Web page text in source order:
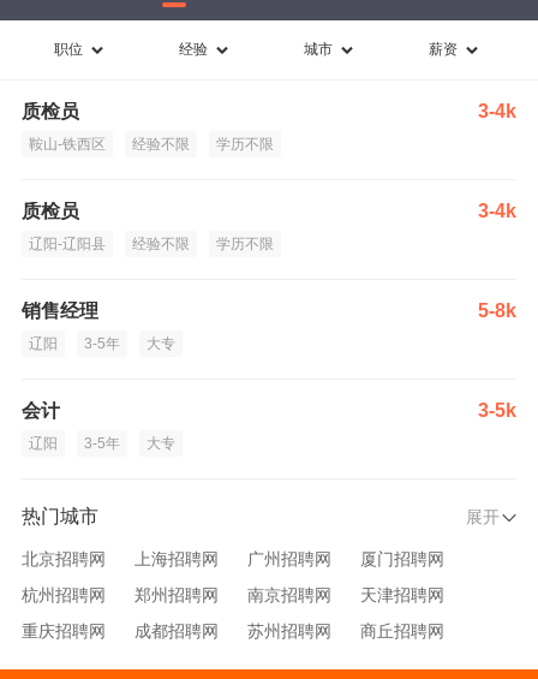
职位 经验 城市 薪资
质检员 3-4k
鞍山-铁西区 经验不限 学历不限
质检员 3-4k
辽阳-辽阳县 经验不限 学历不限
销售经理 5-8k
辽阳 3-5年 大专
会计 3-5k
辽阳 3-5年 大专
热门城市 展开
北京招聘网 上海招聘网 广州招聘网
厦门招聘网
杭州招聘网
郑州招聘网 南京招聘网
天津招聘网
重庆招聘网
成都招聘网 苏州招聘网
商丘招聘网
大连招聘网
济南招聘网 宁波招聘网 无锡招聘网